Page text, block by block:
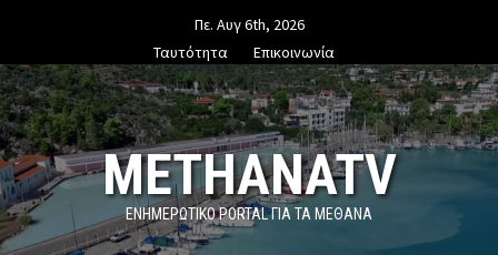
content
Πε. Αυγ 6th, 2026
Ταυτότητα
Επικοινωνία
METHANATV
ΕΝΗΜΕΡΩΤΙΚΌ PORTAL ΓΙΑ ΤΑ ΜΕΘΑΝΑ